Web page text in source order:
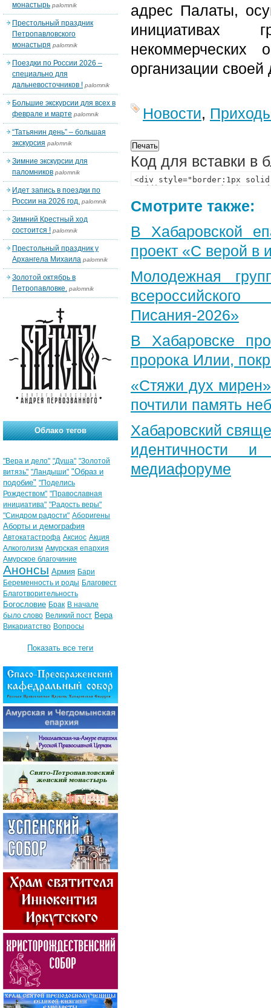
адрес Палаты,
инициативах
некоммерческих
организации своей
Новости,
Код для вставки в
Смотрите также:
В Хабаровской
проект «С верой в
Молодежная
Писания-2026»
В Хабаровске
пророка Илии,
«Стяжи дух
почтили память
Хабаровский
идентичности
медиафоруме
монастырь palomnik
Престольный праздник
Петропавловского
монастыря palomnik
Поездки по России 2026 –
специально для
дальневосточников ! palomnik
Большие экскурсии для всех в
феврале и марте palomnik
“Татьянин день” – большая
экскурсия palomnik
Зимние экскурсии для
паломников palomnik
Идет запись в поездки по
России на 2026 год. palomnik
Зимний Крестный ход
состоится ! palomnik
Престольный праздник у
Архангела Михаила palomnik
Золотой октябрь в
Петропавловке. palomnik
Облако тегов
"Вера и дело" "Душа" "Золотой
витязь" "Ландыши" "Образ и
подобие" "Поделись
Рождеством" "Православная
инициатива" "Радость веры"
"Синдром радости" Аборигены
Аборты и демография
Автокатастрофа Аксиос Акция
Алкоголизм Амурская епархия
Амурское благочиние
Анонсы Армия Бари
Беременность и роды Благовест
Благотворительность
Богословие Брак В начале
было слово Великий пост Вера
Викариатство Вопросы
Показать все теги